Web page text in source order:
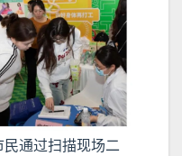
通过扫描现场二